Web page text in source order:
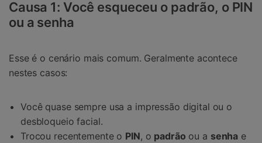
Causa 1: Você esqueceu o padrão, o PIN
ou a senha
Esse é o cenário mais comum. Geralmente acontece
nestes casos:
Você quase sempre usa a impressão digital ou o
desbloqueio facial.
Trocou recentemente o PIN, o padrão ou a senha e